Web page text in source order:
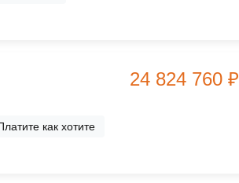
как хотите
24 824 760 ₽